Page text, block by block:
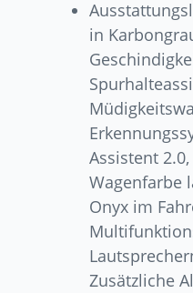
in
Assistent
Wagenfarbe
Onyx im
Zusätzliche